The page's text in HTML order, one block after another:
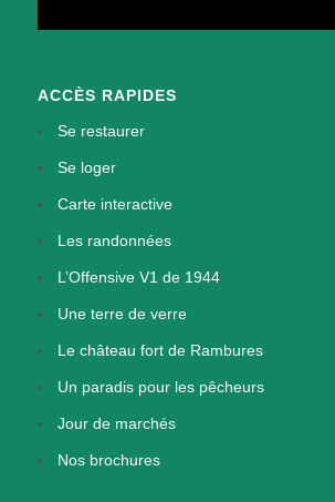
ACCÈS RAPIDES
Se restaurer
Se loger
Carte interactive
Les randonnées
L’Offensive V1 de 1944
Une terre de verre
Le château fort de Rambures
Un paradis pour les pêcheurs
Jour de marchés
Nos brochures